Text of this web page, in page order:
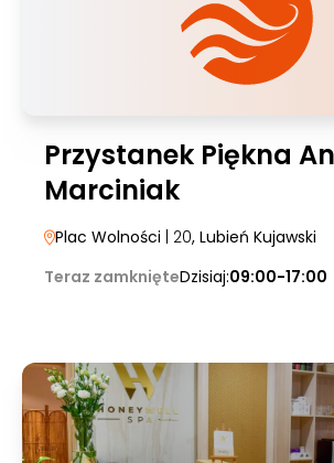
Przystanek Piękna
Marciniak
Plac Wolności | 20, Lubień Kujawski
Teraz zamknięteDzisiaj:09:00-17:00